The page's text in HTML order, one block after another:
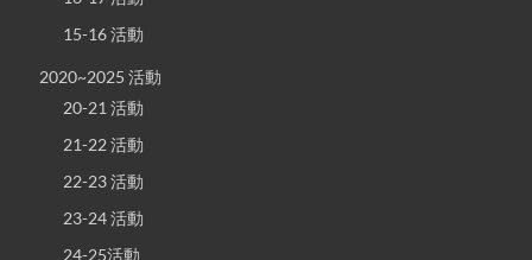
15-16 活動
2020~2025 活動
20-21 活動
21-22 活動
22-23 活動
23-24 活動
24-25活動